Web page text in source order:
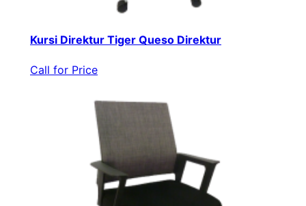
Kursi Direktur Tiger Queso Direktur
Call for Price